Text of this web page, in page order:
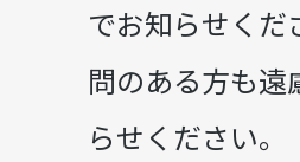
でお知らせくだ
問のある方も遠
らせください。